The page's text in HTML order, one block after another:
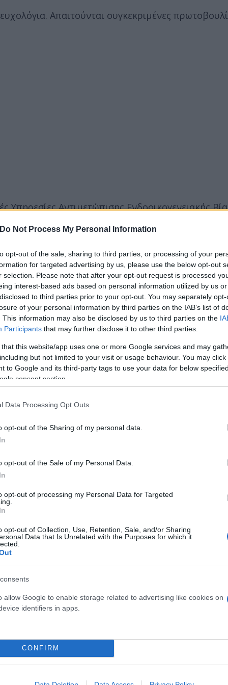
Do Not Process My Personal Information
opt-out of the sale, sharing to third parties, or processing of your
for targeted advertising by us, please use the below opt-out
selection. Please note that after your opt-out request is processed
interest-based ads based on personal information utilized by us
to third parties prior to your opt-out. You may separately
of your personal information by third parties on the IAB’s list of
This information may also be disclosed by us to third parties on the
Participants that may further disclose it to other third parties.
that this website/app uses one or more Google services and may
but not limited to your visit or usage behaviour. You may
to Google and its third-party tags to use your data for below
consent section.
Data Processing Opt Outs
opt-out of the Sharing of my personal data.
opt-out of the Sale of my Personal Data.
opt-out of processing my Personal Data for Targeted
opt-out of Collection, Use, Retention, Sale, and/or Sharing
Data that Is Unrelated with the Purposes for which it
allow Google to enable storage related to advertising like cookies on
identifiers in apps.
CONFIRM
Απαιτούνται συγκεκριμένες
Υπηρεσίες Αντιμετώπισης Ενδοοικογενειακής
ειδικά για την ορθή διαχείριση τέτοιων
πιλοτικά τμήματα διαχείρισης περιστατικών
των θυμάτων στην εθνικής εμβέλειας Γραμμή
και οδηγίες αντίδρασης.
όπου οι γυναίκες που δοκιμάζονται
19 Ξενώνες Φιλοξενίας γίνονται τα ασφαλή
γυναίκες βρίσκουν και εργασιακή
πλαίσιο ώστε να τιμωρεί τους θύτες και
δίωξη και αυστηρότερες ποινές για
Θα δρούμε. Γιατί όσο κινδυνεύει η
στο μήνυμά του ο πρωθυπουργός.
Flash.grστην αναζήτηση τηςGoogle